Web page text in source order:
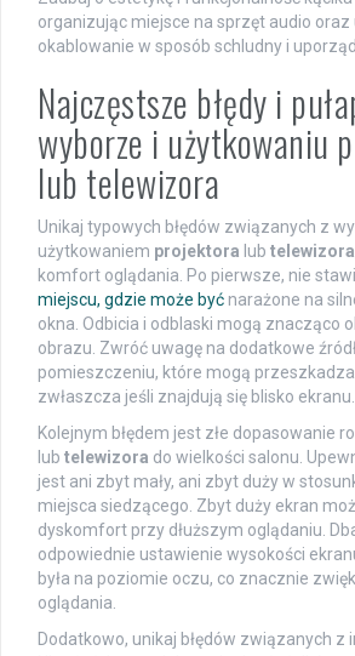
organizując miejsce na sprzęt audio oraz
okablowanie w sposób schludny i
Najczęstsze błędy i
wyborze i użytkowaniu
lub telewizora
Unikaj typowych błędów związanych z
użytkowaniem projektora lub telewizora
komfort oglądania. Po pierwsze, nie
miejscu, gdzie może być narażone na
okna. Odbicia i odblaski mogą znacząco
obrazu. Zwróć uwagę na dodatkowe
pomieszczeniu, które mogą
zwłaszcza jeśli znajdują się blisko ekranu.
Kolejnym błędem jest złe dopasowanie
lub telewizora do wielkości salonu.
jest ani zbyt mały, ani zbyt duży w
miejsca siedzącego. Zbyt duży ekran
dyskomfort przy dłuższym oglądaniu.
odpowiednie ustawienie wysokości
była na poziomie oczu, co znacznie
oglądania.
Dodatkowo, unikaj błędów związanych z